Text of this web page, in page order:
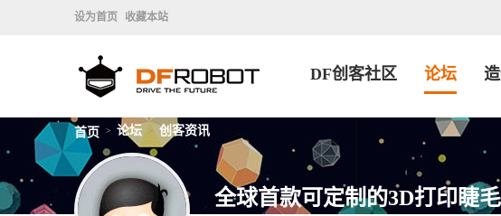
设为首页 收藏本站
DF创客社区 论坛
首页 > 论坛 > 创客资讯
全球首款可定制的3D打印睫